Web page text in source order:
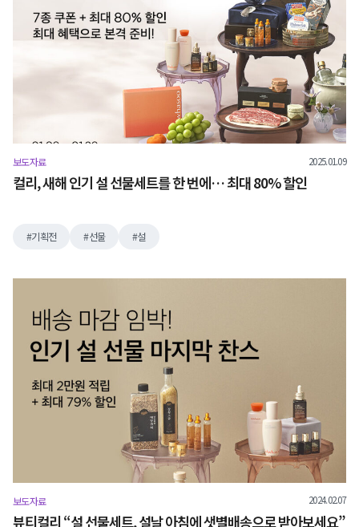
보도자료 2025.01.09
컬리, 새해 인기 설 선물세트를 한 번에… 최대 80% 할인
기획전 선물 설
보도자료 2024.02.07
뷰티컬리 “설 선물세트, 설날 아침에 샛별배송으로 받아보세요”